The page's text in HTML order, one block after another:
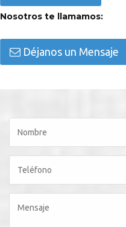
Nosotros te llamamos:
Déjanos un Mensaje